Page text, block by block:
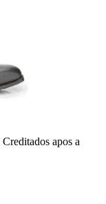
Creditados apos a